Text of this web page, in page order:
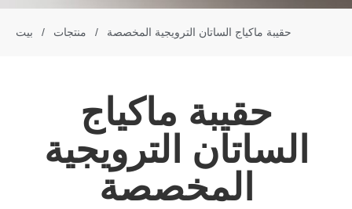
بيت / منتجات / حقيبة ماكياج الساتان الترويجية المخصصة
حقيبة ماكياج
الساتان الترويجية
المخصصة